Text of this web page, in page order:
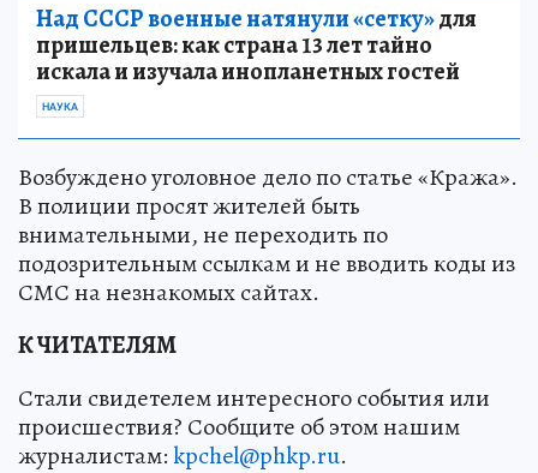
Над СССР военные натянули «сетку»для
пришельцев: как страна 13 лет тайно
искала и изучала инопланетных гостей
НАУКА
Возбуждено уголовное дело по статье «Кража».
В полиции просят жителей быть
внимательными, не переходить по
подозрительным ссылкам и не вводить коды из
СМС на незнакомых сайтах.
К ЧИТАТЕЛЯМ
Стали свидетелем интересного события или
происшествия? Сообщите об этом нашим
журналистам:kpchel@phkp.ru.